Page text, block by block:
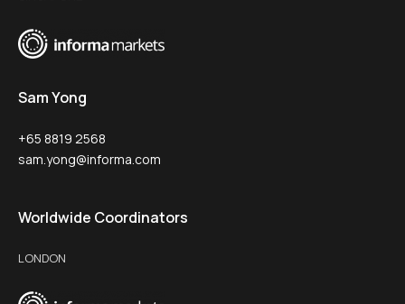
Sam Yong
+65 8819 2568
sam.yong@informa.com
Worldwide Coordinators
LONDON